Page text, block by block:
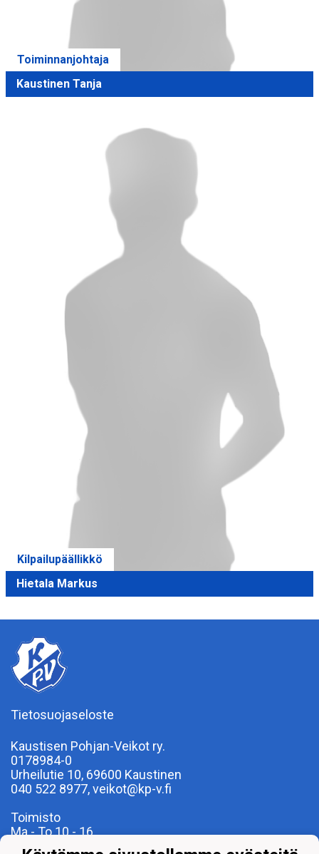
Toiminnanjohtaja
Kaustinen Tanja
Kilpailupäällikkö
Hietala Markus
Tietosuojaseloste
Kaustisen Pohjan-Veikot ry.
0178984-0
Urheilutie 10, 69600 Kaustinen
040 522 8977, veikot@kp-v.fi
Toimisto
Ma - To 10 - 16
Pe suljettu